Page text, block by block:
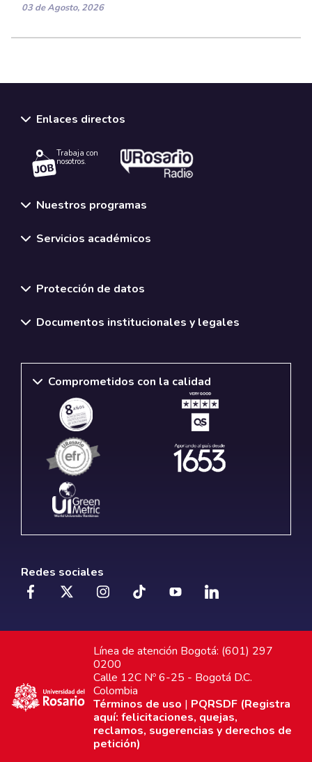
03 de Agosto, 2026
Enlaces directos
Trabaja con
nosotros.
Nuestros programas
Servicios académicos
Protección de datos
Documentos institucionales y legales
Comprometidos con la calidad
Redes sociales
Línea de atención Bogotá: (601) 297
0200
Calle 12C Nº 6-25 - Bogotá D.C.
Colombia
Términos de uso | PQRSDF (Registra
aquí: felicitaciones, quejas,
reclamos, sugerencias y derechos de
petición)